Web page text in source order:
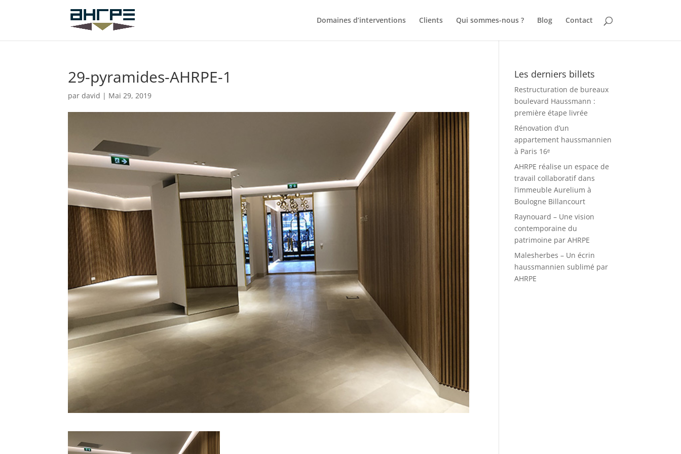
Domaines d’interventions Clients Qui sommes-nous ? Blog Contact
29-pyramides-AHRPE-1
pardavid | Mai 29, 2019
Les derniers billets
Restructuration de bureaux
boulevard Haussmann :
première étape livrée
Rénovation d’un
appartement haussmannien
à Paris 16ᵉ
AHRPE réalise un espace de
travail collaboratif dans
l’immeuble Aurelium à
Boulogne Billancourt
Raynouard – Une vision
contemporaine du
patrimoine par AHRPE
Malesherbes – Un écrin
haussmannien sublimé par
AHRPE